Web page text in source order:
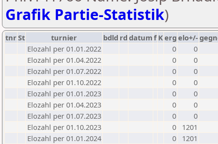
Grafik Partie-Statistik)
tnrSt turnier bdld rd datumf Kerg elo+/-
Elozahl per 01.01.2022
0
0
Elozahl per 01.04.2022
0
0
Elozahl per 01.07.2022
0
0
Elozahl per 01.10.2022
0
0
Elozahl per 01.01.2023
0
0
Elozahl per 01.04.2023
0
0
Elozahl per 01.07.2023
0
0
Elozahl per 01.10.2023
0
1201
Elozahl per 01.01.2024
0
1201